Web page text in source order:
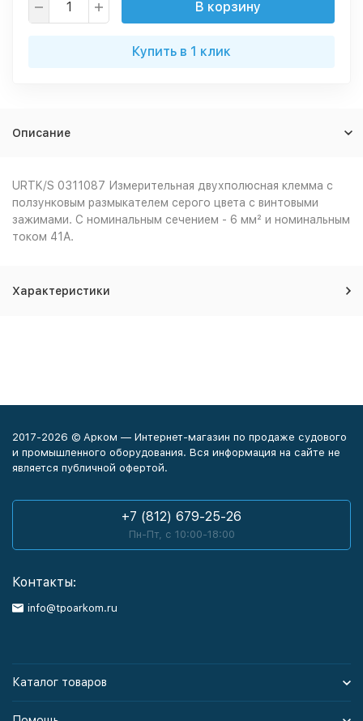
В корзину
Купить в 1 клик
Описание
URTK/S 0311087 Измерительная двухполюсная клемма с
ползунковым размыкателем серого цвета с винтовыми
зажимами. С номинальным сечением - 6 мм² и номинальным
током 41A.
Характеристики
2017-2026 © Арком — Интернет-магазин по продаже судового
и промышленного оборудования. Вся информация на сайте не
является публичной офертой.
+7 (812) 679-25-26
Пн-Пт, с 10:00-18:00
Контакты:
info@tpoarkom.ru
Каталог товаров